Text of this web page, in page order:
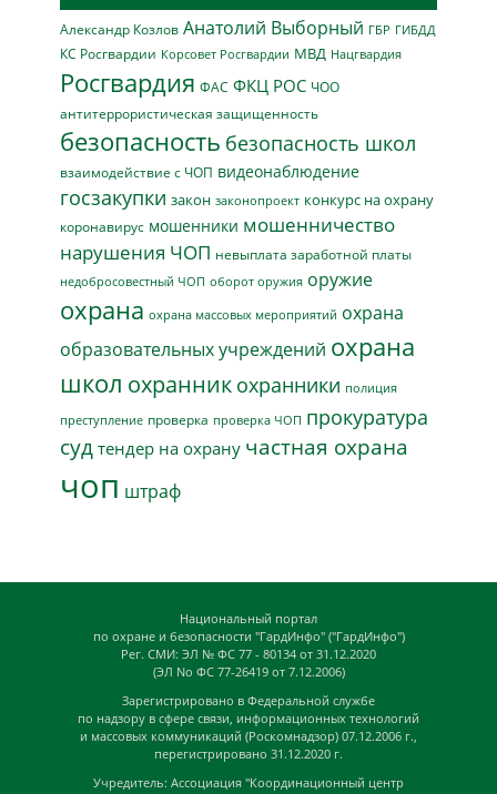
Александр Козлов Анатолий Выборный ГБР ГИБДД
КС Росгвардии Корсовет Росгвардии МВД Нацгвардия
Росгвардия ФАС ФКЦ РОС ЧОО
антитеррористическая защищенность
безопасность безопасность школ
взаимодействие с ЧОП видеонаблюдение
госзакупки закон законопроект конкурс на охрану
коронавирус мошенники мошенничество
нарушения ЧОП невыплата заработной платы
недобросовестный ЧОП оборот оружия оружие
охрана охрана массовых мероприятий охрана
образовательных учреждений охрана
школ охранник охранники полиция
преступление проверка проверка ЧОП прокуратура
суд тендер на охрану частная охрана
чоп штраф
Национальный портал
по охране и безопасности "ГардИнфо" ("ГардИнфо")
Рег. СМИ: ЭЛ № ФС 77 - 80134 от 31.12.2020
(ЭЛ No ФС 77-26419 от 7.12.2006)
Зарегистрировано в Федеральной службе
по надзору в сфере связи, информационных технологий
и массовых коммуникаций (Роскомнадзор) 07.12.2006 г.,
перегистрировано 31.12.2020 г.
Учредитель: Ассоциация "Координационный центр